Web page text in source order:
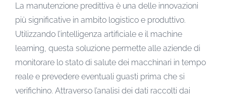
La manutenzione predittiva è una delle innovazioni
più significative in ambito logistico e produttivo.
Utilizzando l’intelligenza artificiale e il machine
learning, questa soluzione permette alle aziende di
monitorare lo stato di salute dei macchinari in tempo
reale e prevedere eventuali guasti prima che si
verifichino. Attraverso l’analisi dei dati raccolti dai